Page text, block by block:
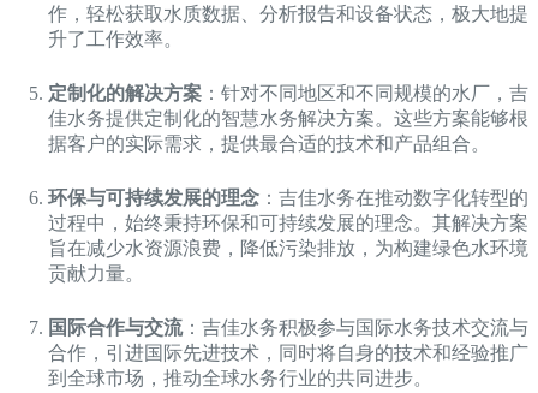
作，轻松获取水质数据、分析报告和设备状态，极大地提
升了工作效率。
定制化的解决方案 ：针对不同地区和不同规模的水厂，吉
佳水务提供定制化的智慧水务解决方案。这些方案能够根
据客户的实际需求，提供最合适的技术和产品组合。
环保与可持续发展的理念 ：吉佳水务在推动数字化转型的
过程中，始终秉持环保和可持续发展的理念。其解决方案
旨在减少水资源浪费，降低污染排放，为构建绿色水环境
贡献力量。
国际合作与交流：吉佳水务积极参与国际水务技术交流与
合作，引进国际先进技术，同时将自身的技术和经验推广
到全球市场，推动全球水务行业的共同进步。